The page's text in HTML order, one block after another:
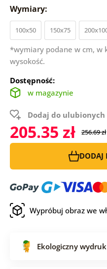
Wymiary:
100x50 150x75
*wymiary podane w cm, w
wysokość.
Dostępność:
w magazynie
Dodaj do ulubionych
205.35 zł 256.69 zł
DODAJ
Wypróbuj obraz we
Ekologiczny wydruk